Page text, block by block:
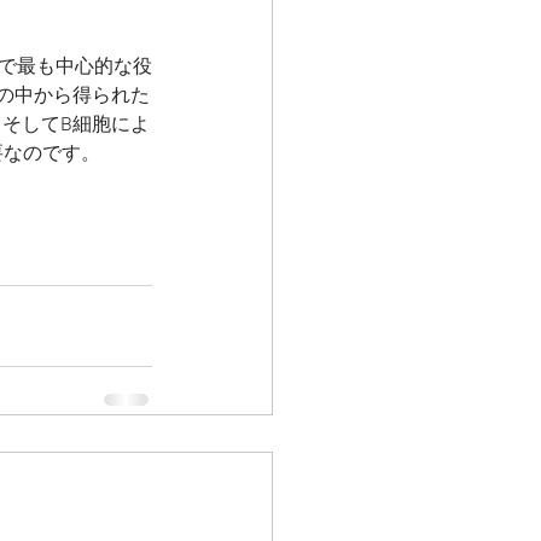
最も中心的な役
中から得られた
してB細胞によ
のです。